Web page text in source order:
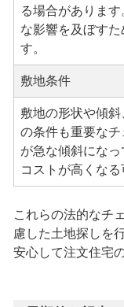
る場合がありま
な影響を及ぼす
す。
敷地条件
敷地の形状や傾
の条件も重要な
が急な傾斜にな
コストが高くなる
これらの法的なチ
慮した土地探しを
安心して注文住宅